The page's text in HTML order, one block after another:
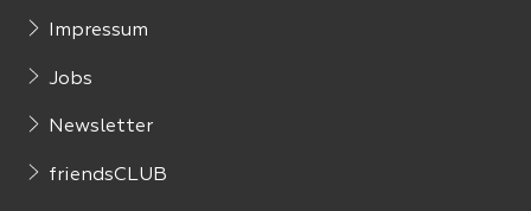
Impressum
Jobs
Newsletter
friendsCLUB